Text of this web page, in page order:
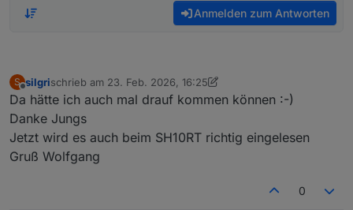
Anmelden zum Antworten
S
Offline
silgrischrieb am 23. Feb. 2026, 16:25
zuletzt editiert von silgri
Da hätte ich auch mal drauf kommen können :-)
Danke Jungs
Jetzt wird es auch beim SH10RT richtig eingelesen
Gruß Wolfgang
0